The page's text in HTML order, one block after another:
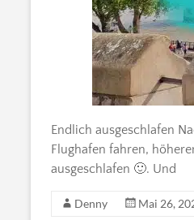
Endlich ausgeschlafen
Flughafen fahren,
ausgeschlafen 🙂. Und
Denny Mai 26,